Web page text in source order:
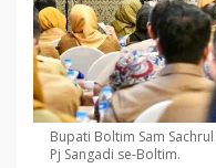
Bupati Boltim Sam
Pj Sangadi se-Boltim.